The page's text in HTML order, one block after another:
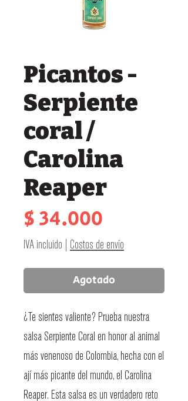
Picantos -
Serpiente
coral /
Carolina
Reaper
$ 34.000
IVA incluido Costos de envío
Agotado
¿Te sientes valiente? Prueba nuestra
salsa Serpiente Coral en honor al animal
más venenoso de Colombia, hecha con el
ají más picante del mundo, el Carolina
Reaper. Esta salsa es un verdadero reto